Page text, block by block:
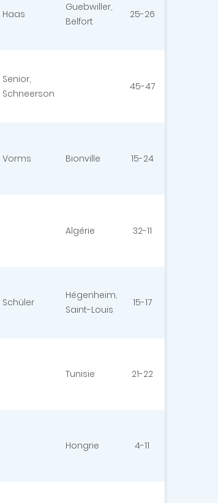
Haas
Guebwiller,
Belfort
25-26
Senior,
Schneerson
45-47
Vorms Bionville 15-24
Algérie 32-11
Schüler
Hégenheim,
Saint-Louis
15-17
Tunisie 21-22
Hongrie 4-11